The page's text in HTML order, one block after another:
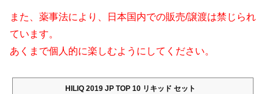
また、薬事法により、日本国内での販売/譲渡は禁じられ
ています。
あくまで個人的に楽しむようにしてください。
HILIQ 2019 JP TOP 10 リキッド セット